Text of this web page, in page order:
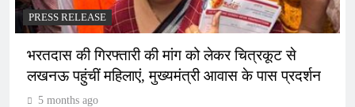
PRESS RELEASE
भरतदास की गिरफ्तारी की मांग को लेकर चित्रकूट से
लखनऊ पहुंचीं महिलाएं, मुख्यमंत्री आवास के पास प्रदर्शन
5 months ago